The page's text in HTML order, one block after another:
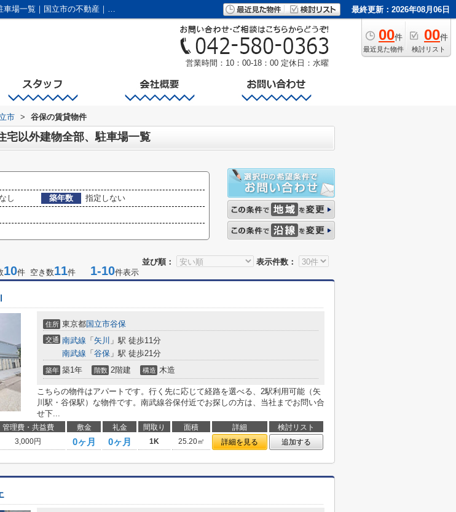
国立市谷保の賃貸、店舗、事務所、土地(賃貸)、住宅以外建物全部、駐車場一覧｜国立市の不動産｜国立不動産有限会社 最終更新：2026年08月06日
00件
最近見た物件
00件
検討リスト
営業時間：10：00-18：00 定休日：水曜
市 > 谷保の賃貸物件
宅以外建物全部、駐車場一覧
し 築年数
指定しない
並び順：
表示件数：
10件 空き数11件 1-10件表示
住所 東京都国立市谷保
交通 南武線 「 矢川 」駅 徒歩11分
南武線 「 谷保 」駅 徒歩21分
築年 築1年 階数 2階建 構造 木造
こちらの物件はアパートです。行く先に応じて経路を選べる、2駅利用可能（矢
川駅・谷保駅）な物件です。南武線谷保付近でお探しの方は、当社までお問い合
せ下...
管理費・共益費 敷金 礼金 間取り 面積 詳細
検討リスト
3,000円 0ヶ月 0ヶ月 1K 25.20㎡ 詳細を見る 追加する